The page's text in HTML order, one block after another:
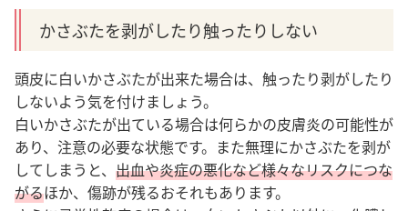
かさぶたを剥がしたり触ったりしない
頭皮に白いかさぶたが出来た場合は、触ったり剥がしたり
しないよう気を付けましょう。
白いかさぶたが出ている場合は何らかの皮膚炎の可能性が
あり、注意の必要な状態です。また無理にかさぶたを剥が
してしまうと、 出血や炎症の悪化など様々なリスクにつな
がるほか、傷跡が残るおそれもあります。